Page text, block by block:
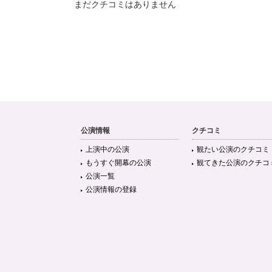
まだクチコミはありません
公演情報
上演中の公演
もうすぐ開幕の公演
公演一覧
公演情報の登録
クチコミ
観たい公演のクチコミ
観てきた公演のクチコ